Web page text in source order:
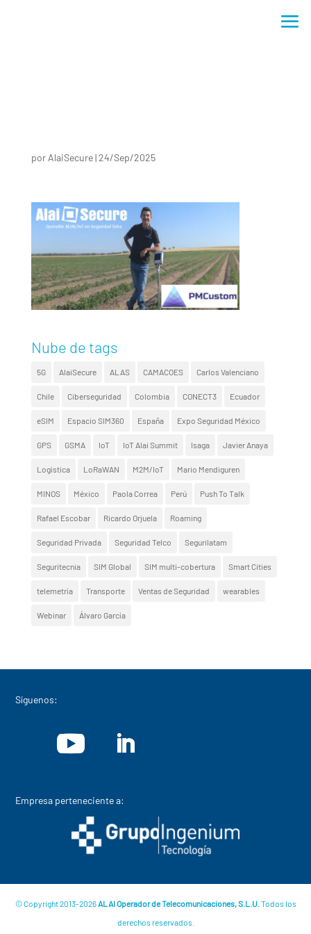
por AlaiSecure|24/Sep/2025
Nube de tags
5G AlaiSecure ALAS CAMACOES Carlos Valenciano
Chile Ciberseguridad Colombia CONECT3 Ecuador
eSIM Espacio SIM360 España Expo Seguridad México
GPS GSMA IoT IoT Alai Summit Isaga Javier Anaya
Logística LoRaWAN M2M/IoT Mario Mendiguren
MINOS México Paola Correa Perú Push To Talk
Rafael Escobar Ricardo Orjuela Roaming
Seguridad Privada Seguridad Telco Segurilatam
Seguritecnia SIM Global SIM multi-cobertura Smart Cities
telemetría Transporte Ventas de Seguridad wearables
Webinar Álvaro García
Síguenos:
Empresa perteneciente a:
© Copyright 2013-2026ALAI Operador de Telecomunicaciones, S.L.U.Todos los
derechos reservados.